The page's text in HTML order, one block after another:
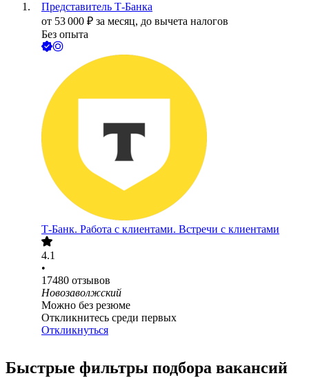
Представитель Т-Банка
от 53 000 ₽ за месяц, до вычета налогов
Без опыта
Т-Банк. Работа с клиентами. Встречи с клиентами
4.1
•
17480 отзывов
Новозаволжский
Можно без резюме
Откликнитесь среди первых
Откликнуться
Быстрые фильтры подбора вакансий